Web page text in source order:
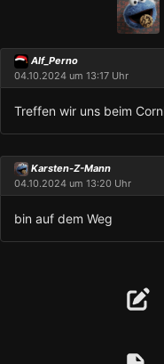
Alf_Perno
04.10.2024 um 13:17 Uhr
Treffen wir uns beim
Karsten-Z-Mann
04.10.2024 um 13:20 Uhr
bin auf dem Weg